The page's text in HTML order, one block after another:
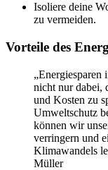
Isoliere deine
zu vermeiden.
Vorteile des
nicht nur dabei,
und Kosten zu
Umweltschutz
können wir
verringern und
Klimawandels
Müller